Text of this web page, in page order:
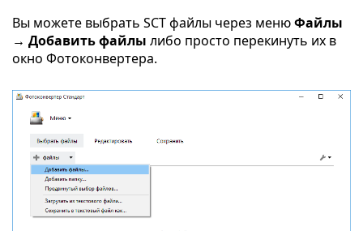
Вы можете выбрать SCT файлы через менюФайлы
→ Добавить файлы либо просто перекинуть их в
окно Фотоконвертера.